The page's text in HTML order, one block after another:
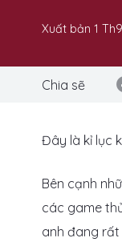
Xuất bản 1
Chia sẽ
Đây là kỉ lục
Bên cạnh
các game
anh đang rất